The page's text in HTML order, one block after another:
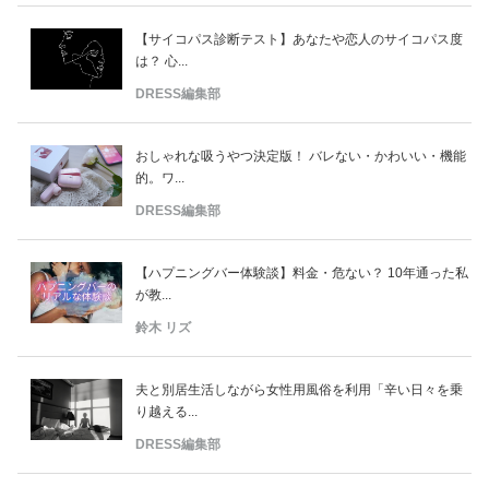
【サイコパス診断テスト】あなたや恋人のサイコパス度
は？ 心...
DRESS編集部
おしゃれな吸うやつ決定版！ バレない・かわいい・機能
的。ワ...
DRESS編集部
【ハプニングバー体験談】料金・危ない？ 10年通った私
が教...
鈴木 リズ
夫と別居生活しながら女性用風俗を利用「辛い日々を乗
り越える...
DRESS編集部